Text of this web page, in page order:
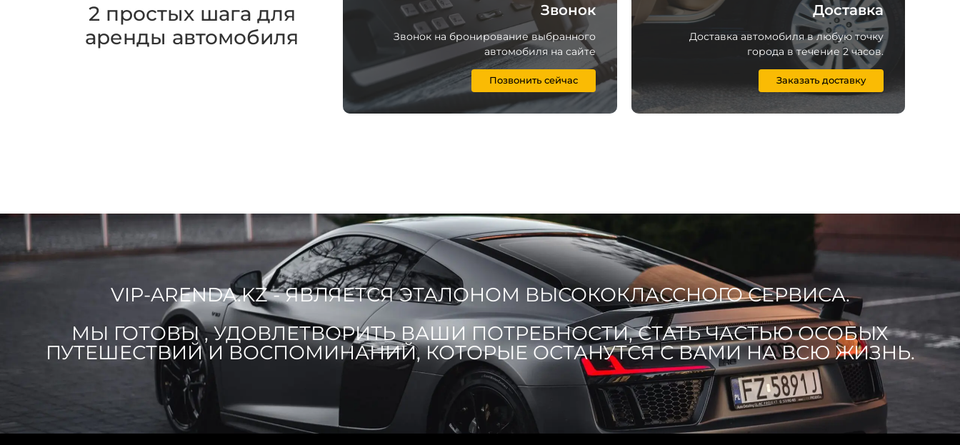
2 простых шага для
аренды автомобиля
Звонок
Звонок на бронирование выбранного
автомобиля на сайте
Позвонить сейчас
Доставка
Доставка автомобиля в любую точку
города в течение 2 часов.
Заказать доставку
VIP-ARENDA.KZ - ЯВЛЯЕТСЯ ЭТАЛОНОМ ВЫСОКОКЛАССНОГО СЕРВИСА.
МЫ ГОТОВЫ , УДОВЛЕТВОРИТЬ ВАШИ ПОТРЕБНОСТИ, СТАТЬ ЧАСТЬЮ ОСОБЫХ
ПУТЕШЕСТВИЙ И ВОСПОМИНАНИЙ, КОТОРЫЕ ОСТАНУТСЯ С ВАМИ НА ВСЮ ЖИЗНЬ.